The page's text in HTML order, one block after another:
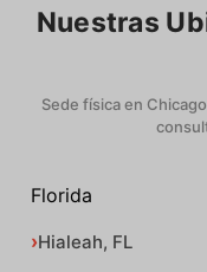
Nuestras
Sede física en
Florida
Hialeah, FL